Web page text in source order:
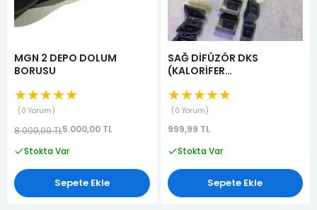
MGN 2 DEPO DOLUM
BORUSU
★★★★★
0 Yorum
8.000,00 TL5.000,00 TL
Stokta Var
Sepete Ekle
SAĞ DİFÜZÖR DKS
(KALORİFER
(KALORIFER HAVA
YÖNLENDİRİCİSİ)
★★★★★
0 Yorum
999,99 TL
Stokta Var
Sepete Ekle